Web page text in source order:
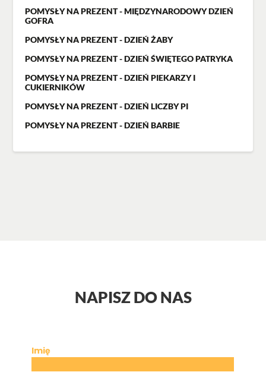
POMYSŁY NA PREZENT - MIĘDZYNARODOWY DZIEŃ
GOFRA
POMYSŁY NA PREZENT - DZIEŃ ŻABY
POMYSŁY NA PREZENT - DZIEŃ ŚWIĘTEGO PATRYKA
POMYSŁY NA PREZENT - DZIEŃ PIEKARZY I
CUKIERNIKÓW
POMYSŁY NA PREZENT - DZIEŃ LICZBY PI
POMYSŁY NA PREZENT - DZIEŃ BARBIE
NAPISZ DO NAS
Imię